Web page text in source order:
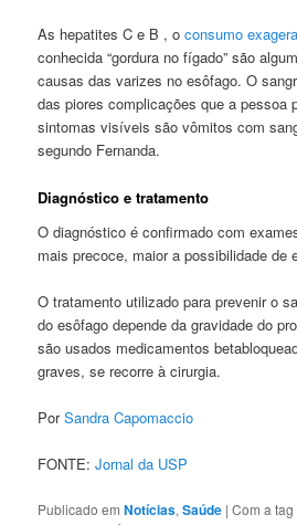
As hepatites C e B , oconsumo
conhecida “gordura no fígado” são
causas das varizes no esôfago. O
das piores complicações que a pessoa
sintomas visíveis são vômitos com
segundo Fernanda.
Diagnóstico e tratamento
O diagnóstico é confirmado com
mais precoce, maior a possibilidade de
O tratamento utilizado para prevenir o
do esôfago depende da gravidade do
são usados medicamentos
graves, se recorre à cirurgia.
PorSandra Capomaccio
FONTE:Jornal da USP
Publicado em Notícias,Saúde |Com a tag